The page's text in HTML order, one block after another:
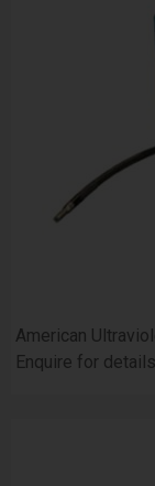
American
Enquire for details